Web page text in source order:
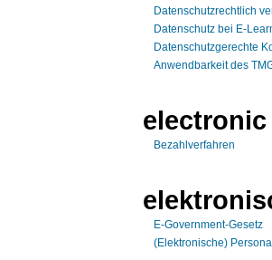
Datenschutzrechtlich
Datenschutz bei E-
Datenschutzgerechte
Anwendbarkeit des
Bezahlverfahren
E-Government-Gesetz
(Elektronische)